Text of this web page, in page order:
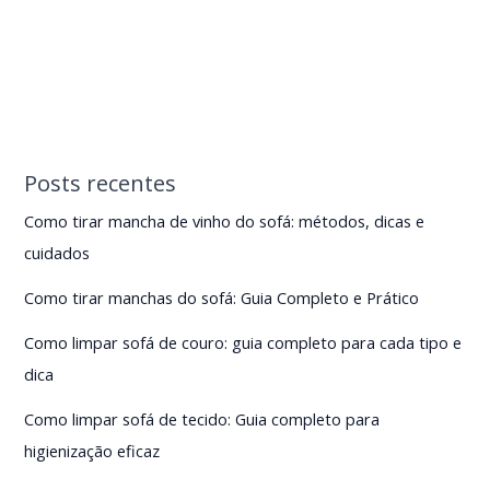
Posts recentes
Como tirar mancha de vinho do sofá: métodos, dicas e
cuidados
Como tirar manchas do sofá: Guia Completo e Prático
Como limpar sofá de couro: guia completo para cada tipo e
dica
Como limpar sofá de tecido: Guia completo para
higienização eficaz